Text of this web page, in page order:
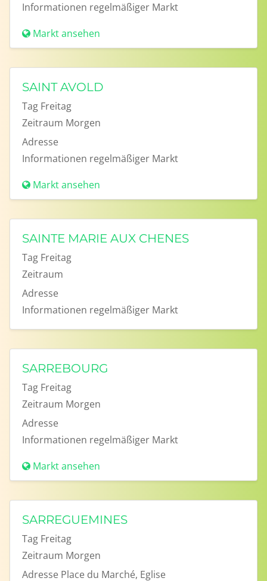
Informationen regelmäßiger Markt
Markt ansehen
SAINT AVOLD
Tag Freitag
Zeitraum Morgen
Adresse
Informationen regelmäßiger Markt
Markt ansehen
SAINTE MARIE AUX CHENES
Tag Freitag
Zeitraum
Adresse
Informationen regelmäßiger Markt
SARREBOURG
Tag Freitag
Zeitraum Morgen
Adresse
Informationen regelmäßiger Markt
Markt ansehen
SARREGUEMINES
Tag Freitag
Zeitraum Morgen
Adresse Place du Marché, Eglise